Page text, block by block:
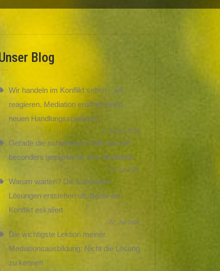
Blog
Wir handeln im Konflikt selten – wir
reagieren. Mediation eröffnet einen
neuen Handlungsspielraum
5. August 2026
Gerade die schwierigen Fälle sind oft
besonders geeignet für eine Mediation
29. Juli 2026
Warum warten? Die schönsten
Lösungen entstehen oft, bevor ein
Konflikt eskaliert
22. Juli 2026
Die wichtigste Lektion meiner
Mediationsausbildung: Nicht die Lösung
zu kennen